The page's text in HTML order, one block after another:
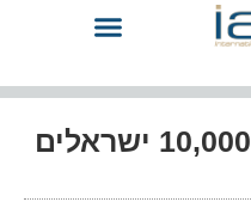
יוון תפתח שעריה ל-10,000 ישראלים